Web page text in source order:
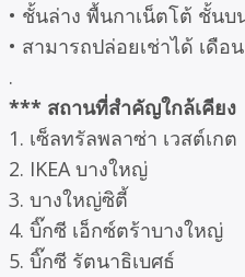
• ชั้นล่าง พื้นกาเน็ตโต้ ชั้นบ
• สามารถปล่อยเช่าได้ เดือ
.
*** สถานที่สำคัญใกล้เคียง
1. เซ็ลทรัลพลาซ่า เวสต์เกต
2. IKEA บางใหญ่
3. บางใหญ่ซิตี้
4. บิ๊กซี เอ็กซ์ตร้าบางใหญ่
5. บิ๊กซี รัตนาธิเบศธ์